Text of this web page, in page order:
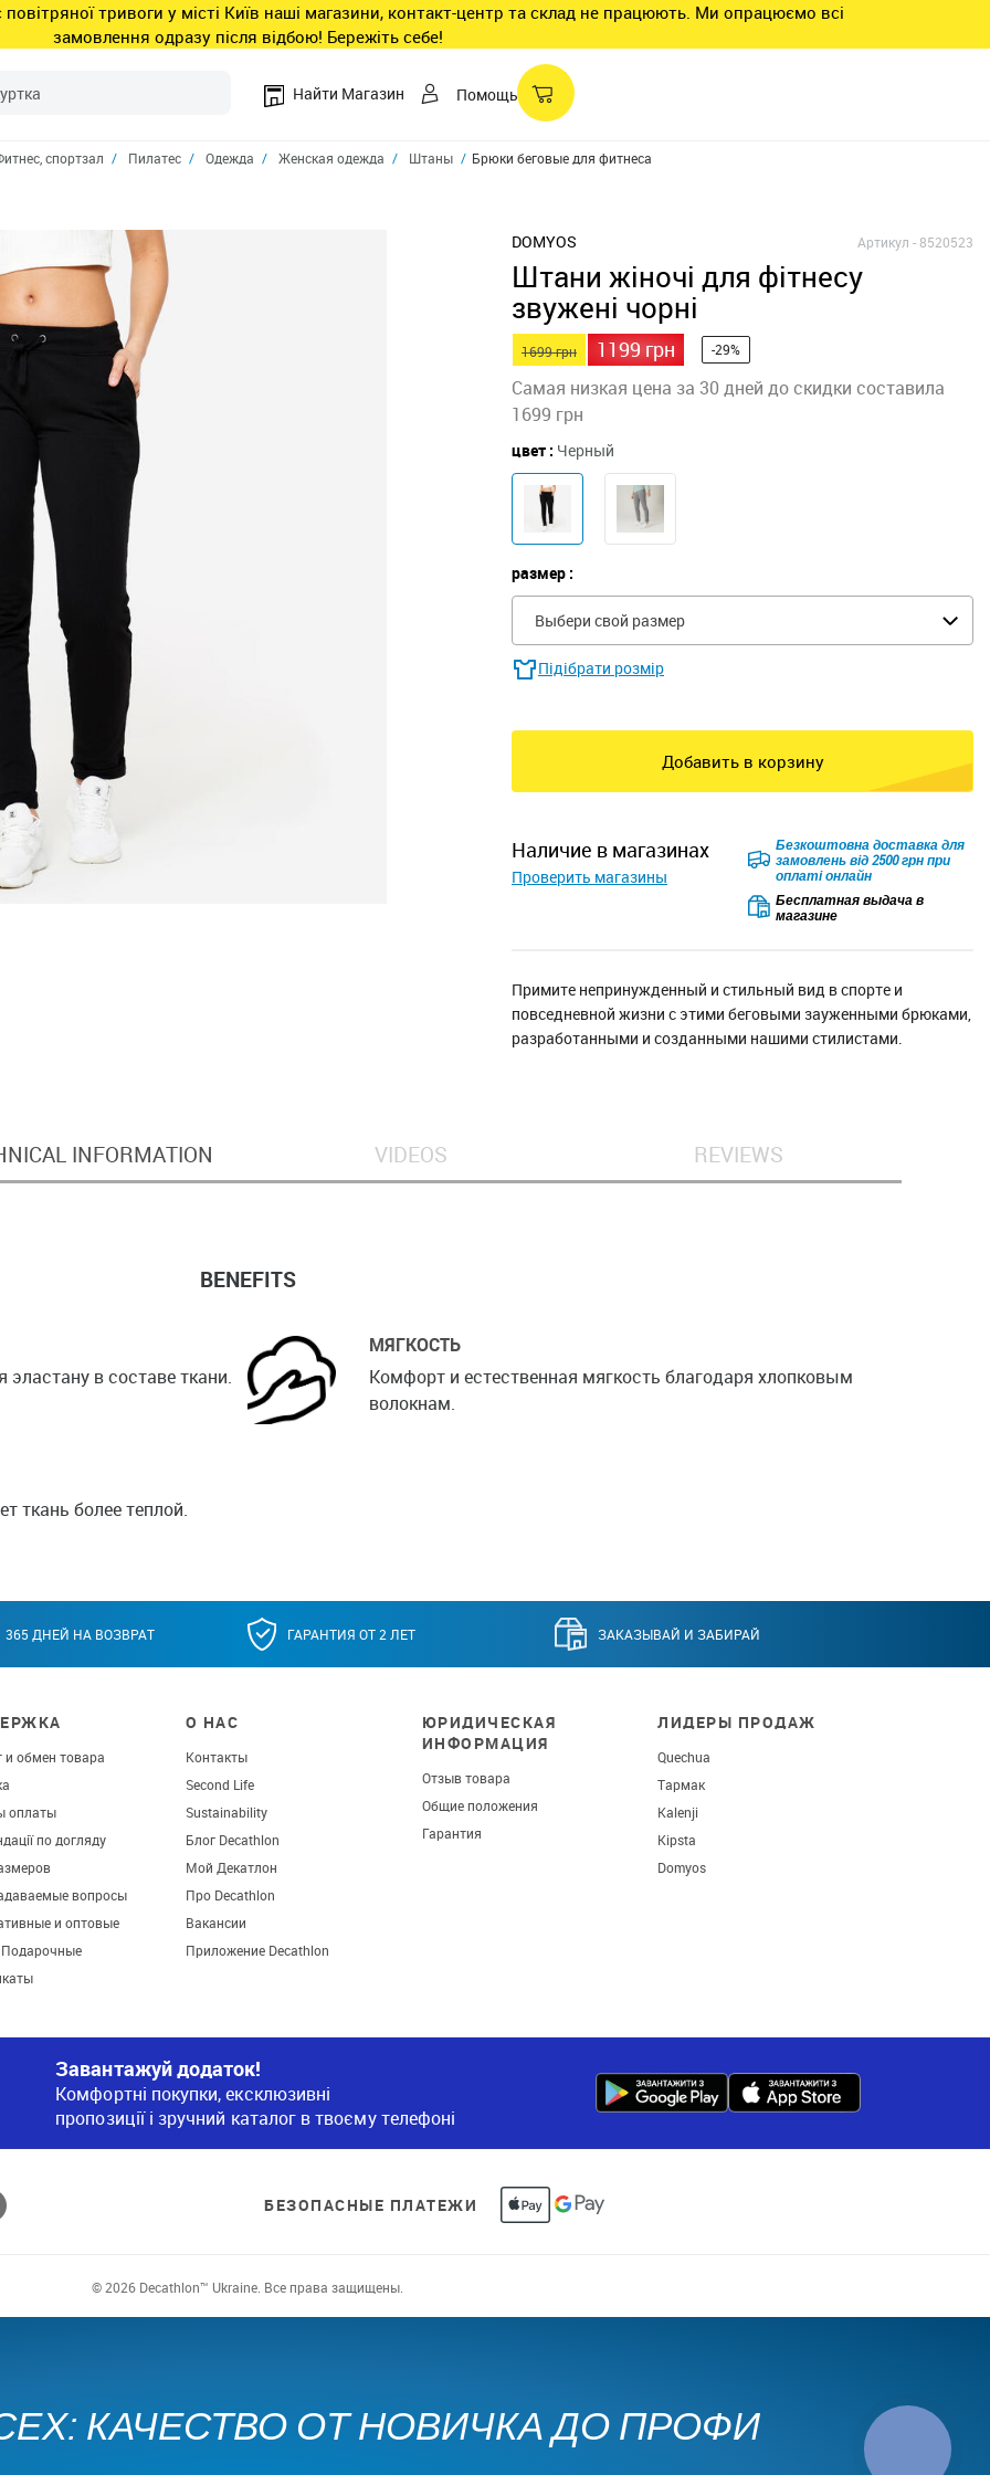
повітряної тривоги у місті Київ наші магазини, контакт-центр та склад не працюють. Ми опрацюємо всі
замовлення одразу після відбою! Бережіть себе!
Найти Магазин Помощь
спортзал Пилатес Одежда Женская одежда Штаны Брюки беговые для фитнеса из биохлопка облегающие женские 500
DOMYOS Артикул -8520523
Штани жіночі для фітнесу
звужені чорні
1699 грн 1199 грн -29%
Самая низкая цена за 30 дней до скидки составила
1699 грн
цвет : Черный
размер :
Выбери свой размер
Підібрати розмір
Добавить в корзину
наличие в магазинах
Проверить магазины
Безкоштовна доставка для
замовлень від 2500 грн при
оплаті онлайн
Бесплатная выдача в
магазине
Примите непринужденный и стильный вид в спорте и
повседневной жизни с этими беговыми зауженными брюками,
разработанными и созданными нашими стилистами.
INFORMATION VIDEOS REVIEWS
BENEFITS
в составе ткани.
МЯГКОСТЬ
Комфорт и естественная мягкость благодаря хлопковым
волокнам.
ткань более теплой.
365 ДНЕЙ НА ВОЗВРАТ ГАРАНТИЯ ОТ 2 ЛЕТ ЗАКАЗЫВАЙ И ЗАБИРАЙ
и обмен товара
оплаты
по догляду
вопросы
и оптовые
О НАС
Контакты
Second Life
Sustainability
Блог Decathlon
Мой Декатлон
Про Decathlon
Вакансии
Приложение Decathlon
ЮРИДИЧЕСКАЯ
ИНФОРМАЦИЯ
Отзыв товара
Общие положения
Гарантия
ЛИДЕРЫ ПРОДАЖ
Quechua
Тармак
Kalenji
Kipsta
Domyos
Завантажуй додаток!
Комфортні покупки, ексклюзивні
пропозиції і зручний каталог в твоєму телефоні
БЕЗОПАСНЫЕ ПЛАТЕЖИ
© 2026 Decathlon™ Ukraine. Все права защищены.
КАЧЕСТВО ОТ НОВИЧКА ДО ПРОФИ